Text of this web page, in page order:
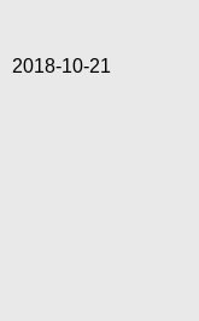
2018-10-21